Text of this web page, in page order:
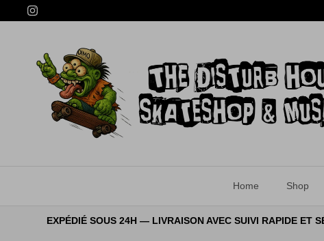
Passer
au
Home Shop
EXPÉDIÉ SOUS 24H — LIVRAISON AVEC SUIVI RAPIDE ET